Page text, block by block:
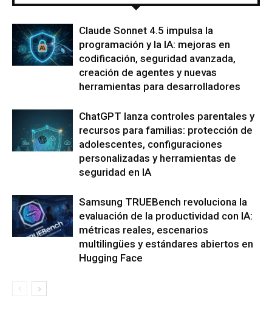
Claude Sonnet 4.5 impulsa la
programación y la IA: mejoras en
codificación, seguridad avanzada,
creación de agentes y nuevas
herramientas para desarrolladores
ChatGPT lanza controles parentales y
recursos para familias: protección de
adolescentes, configuraciones
personalizadas y herramientas de
seguridad en IA
Samsung TRUEBench revoluciona la
evaluación de la productividad con IA:
métricas reales, escenarios
multilingües y estándares abiertos en
Hugging Face